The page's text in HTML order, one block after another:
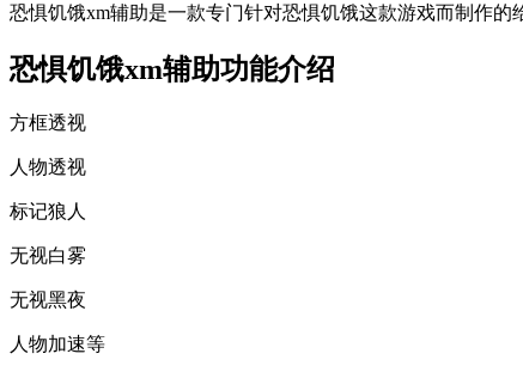
恐惧饥饿xm辅助是一款专门针对恐惧饥饿这款游戏而制作
恐惧饥饿xm辅助功能介绍
方框透视
人物透视
标记狼人
无视白雾
无视黑夜
人物加速等